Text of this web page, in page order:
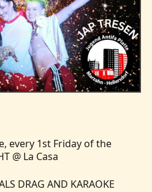
every 1st Friday of the
@ La Casa
DRAG AND KARAOKE